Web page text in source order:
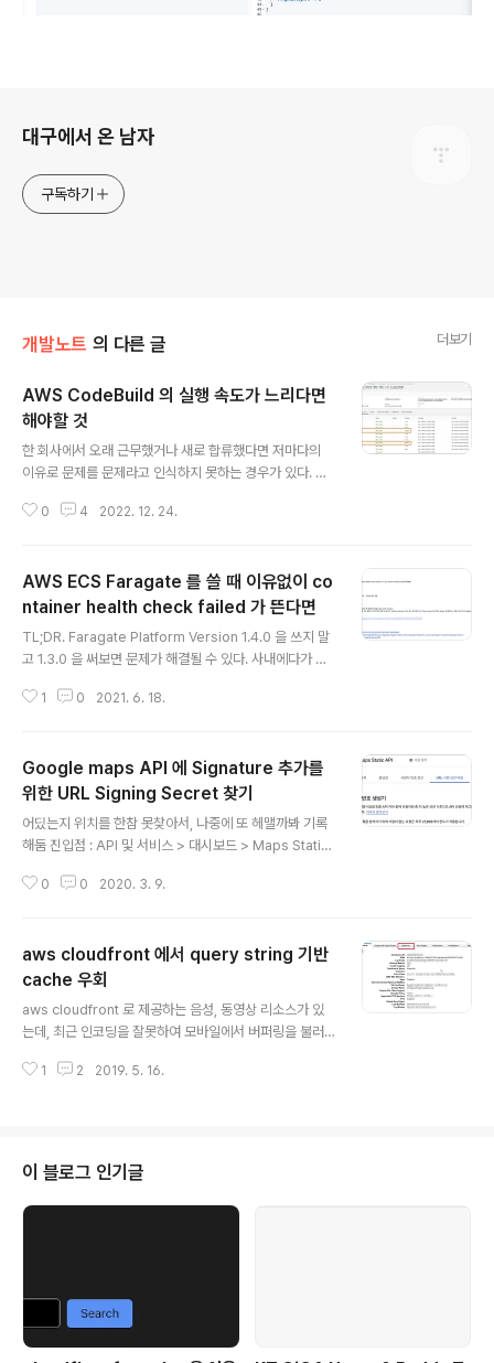
대구에서 온 남자
구독하기
개발노트 의 다른 글 더보기
AWS CodeBuild 의 실행 속도가 느리다면
해야할 것
한 회사에서 오래 근무했거나 새로 합류했다면 저마다의
이유로 문제를 문제라고 인식하지 못하는 경우가 있다. 최
래 걸리던 프로젝트가 있었는데, 최근에 원인을 파악하고
쓰도록 하기 - buildspec 에서 cache 할 파일들의 path
를 지정하고, CodeBuild project 에서 S3 cache 를 사
용하도록 하면 지정한 bucket&path 에 cache 파일이
생기고, 그 이후 다음 build 를 할 때마다 cache 를 다운
instal..
0 4 2022. 12. 24.
AWS ECS Faragate 를 쓸 때 이유없이 co
ntainer health check failed 가 뜬다면
TL;DR. Faragate Platform Version 1.4.0 을 쓰지 말
고 1.3.0 을 써보면 문제가 해결될 수 있다. 사내에다가 정
내용도 많고 번거로워서 결론만 간추려서 작성함 ---- co
로 task 가 container 들에게 sigterm 을 보내서 컨테이
너가 종료되고, ELB 는 종료된 컨테이너로 계속 트래픽을
보내고 있어서 client 에게는 502 Bad Gateway 응답
이 나가는 상황이 간헐적으로 발생하고 있었음. 이 때만 해
1 0 2021. 6. 18.
Google maps API 에 Signature 추가를
위한 URL Signing Secret 찾기
어딨는지 위치를 한참 못찾아서, 나중에 또 헤맬까봐 기록
해둠 진입점 : API 및 서비스 > 대시보드 > Maps Static
ogle.com/google/maps-apis/apis/static-maps-
0 0 2020. 3. 9.
aws cloudfront 에서 query string 기반
cache 우회
aws cloudfront 로 제공하는 음성, 동영상 리소스가 있
는데, 최근 인코딩을 잘못하여 모바일에서 버퍼링을 불러
3 로 업로드 하였으나 cdn 에서 문제가 있는 파일을 캐싱
이 해결을 했다. 아래의 매뉴얼을 보고 그대로 하면 되는데,
aws 콘솔 화면에서 cloudfront query string whitelis
t 를 어디서 설정할 수 있는지 좀 헤매서 정리함. https://d
1 2 2019. 5. 16.
이 블로그 인기글